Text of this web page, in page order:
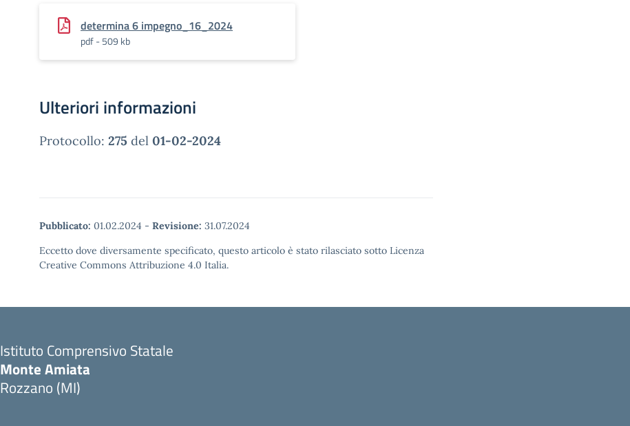
determina 6 impegno_16_2024
pdf - 509 kb
Ulteriori informazioni
Protocollo: 275 del 01-02-2024
Pubblicato: 01.02.2024 - Revisione: 31.07.2024
Eccetto dove diversamente specificato, questo articolo è stato rilasciato sotto Licenza
Creative Commons Attribuzione 4.0 Italia.
Istituto Comprensivo Statale
Monte Amiata
Rozzano (MI)